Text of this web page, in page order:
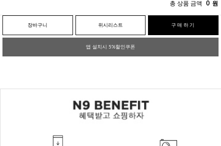
총 상품 금액 0 원
장바구니 위시리스트 구매하기
앱 설치시 5%할인쿠폰